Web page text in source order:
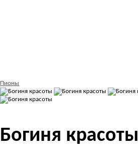
Пионы
Богиня красоты